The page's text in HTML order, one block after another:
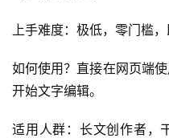
上手难度：极低，零门槛
如何使用？直接在网页端
开始文字编辑。
适用人群：长文创作者，